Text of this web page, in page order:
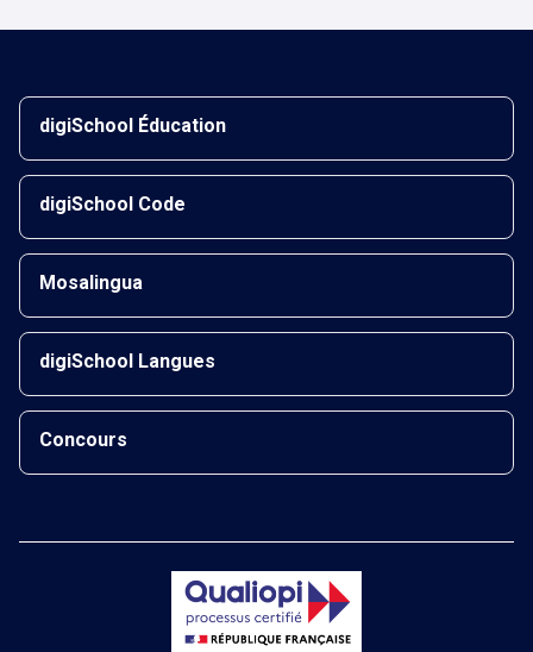
digiSchool Éducation
digiSchool Code
Mosalingua
digiSchool Langues
Concours